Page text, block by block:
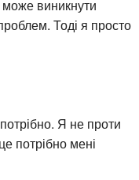
виникнути
Тоді я просто
Я не проти
потрібно мені